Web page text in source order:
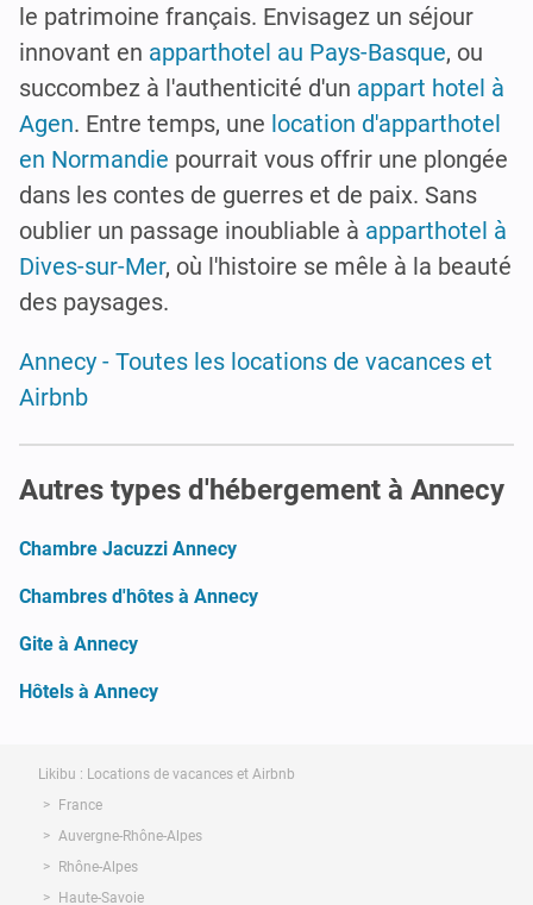
le patrimoine français. Envisagez un séjour
innovant en apparthotel au Pays-Basque, ou
succombez à l'authenticité d'un appart hotel à
Agen. Entre temps, une location d'apparthotel
en Normandie pourrait vous offrir une plongée
dans les contes de guerres et de paix. Sans
oublier un passage inoubliable à apparthotel à
Dives-sur-Mer, où l'histoire se mêle à la beauté
des paysages.
Annecy - Toutes les locations de vacances et
Airbnb
Autres types d'hébergement à Annecy
Chambre Jacuzzi Annecy
Chambres d'hôtes à Annecy
Gite à Annecy
Hôtels à Annecy
Likibu : Locations de vacances et Airbnb
France
Auvergne-Rhône-Alpes
Rhône-Alpes
Haute-Savoie